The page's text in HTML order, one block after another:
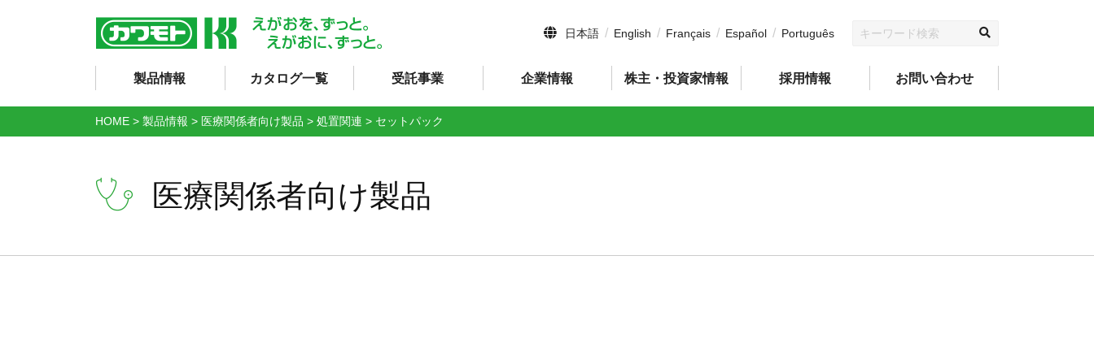
日本語 English Français Español Português
製品情報 カタログ一覧 受託事業 企業情報 株主・投資家情報 採用情報 お問い合わせ
HOME > 製品情報 > 医療関係者向け製品 > 処置関連 > セットパック
医療関係者向け製品